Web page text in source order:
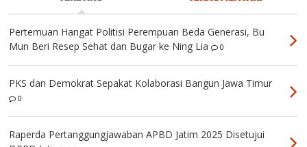
Pertemuan Hangat Politisi Perempuan Beda Generasi, Bu
Mun Beri Resep Sehat dan Bugar ke Ning Lia
0
PKS dan Demokrat Sepakat Kolaborasi Bangun Jawa Timur
0
Raperda Pertanggungjawaban APBD Jatim 2025 Disetujui